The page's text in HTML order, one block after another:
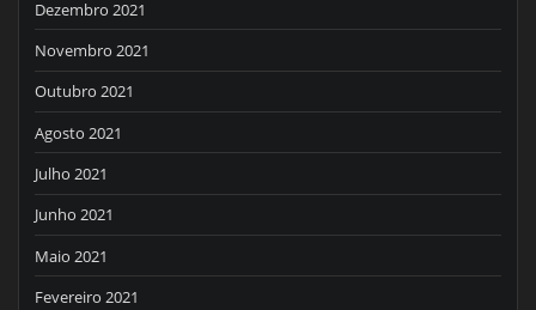
Dezembro 2021
Novembro 2021
Outubro 2021
Agosto 2021
Julho 2021
Junho 2021
Maio 2021
Fevereiro 2021